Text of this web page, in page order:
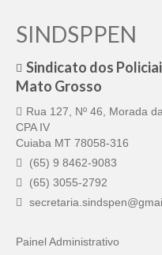
SINDSPPEN
Sindicato dos
Mato Grosso
Rua 127, Nº 46, Morada
CPA IV
Cuiaba MT 78058-316
(65) 9 8462-9083
(65) 3055-2792
Painel Administrativo